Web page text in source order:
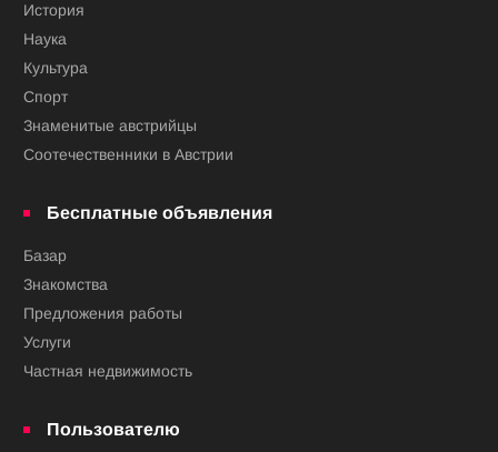
История
Наука
Культура
Спорт
Знаменитые австрийцы
Соотечественники в Австрии
Бесплатные объявления
Базар
Знакомства
Предложения работы
Услуги
Частная недвижимость
Пользователю